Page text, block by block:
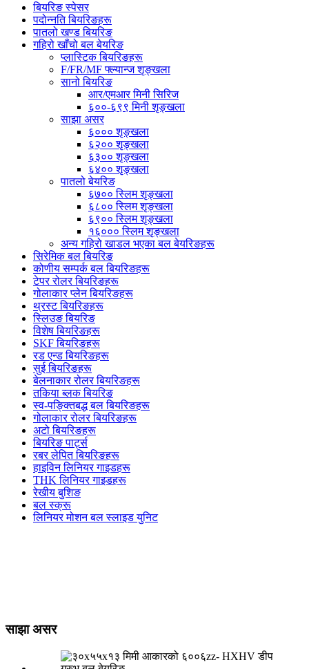
बियरिङ स्पेसर
पदोन्नति बियरिङहरू
पातलो खण्ड बियरिङ
गहिरो खाँचो बल बेयरिङ
प्लास्टिक बियरिङहरू
F/FR/MF फ्ल्यान्ज शृङ्खला
सानो बियरिङ
आर/एमआर मिनी सिरिज
६००-६९९ मिनी शृङ्खला
साझा असर
६००० शृङ्खला
६२०० शृङ्खला
६३०० शृङ्खला
६४०० शृङ्खला
पातलो बेयरिङ
६७०० स्लिम शृङ्खला
६८०० स्लिम शृङ्खला
६९०० स्लिम शृङ्खला
१६००० स्लिम शृङ्खला
अन्य गहिरो खाडल भएका बल बेयरिङहरू
सिरेमिक बल बियरिङ
कोणीय सम्पर्क बल बियरिङहरू
टेपर रोलर बियरिङहरू
गोलाकार प्लेन बियरिङहरू
थ्रस्ट बियरिङहरू
स्लिउङ बियरिङ
विशेष बियरिङहरू
SKF बियरिङहरू
रड एन्ड बियरिङहरू
सुई बियरिङहरू
बेलनाकार रोलर बियरिङहरू
तकिया ब्लक बियरिङ
स्व-पङ्क्तिबद्ध बल बियरिङहरू
गोलाकार रोलर बियरिङहरू
अटो बियरिङहरू
बियरिङ पार्ट्स
रबर लेपित बियरिङहरू
हाइविन लिनियर गाइडहरू
THK लिनियर गाइडहरू
रेखीय बुशिङ
बल स्क्रू
लिनियर मोशन बल स्लाइड युनिट
साझा असर